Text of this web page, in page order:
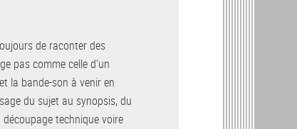
de raconter des
pas comme celle d’un
la bande-son à venir en
du sujet au synopsis, du
technique voire